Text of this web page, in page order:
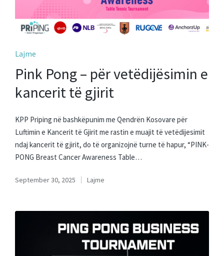
Posted
in
Lajme
Pink Pong – për vetëdijësimin e
kancerit të gjirit
KPP Priping në bashkëpunim me Qendrën Kosovare për
Luftimin e Kancerit të Gjirit me rastin e muajit të vetëdijesimit
ndaj kancerit të gjirit, do të organizojnë turne të hapur, “PINK-
PONG Breast Cancer Awareness Table…
September 30, 2025
Posted
Lajme